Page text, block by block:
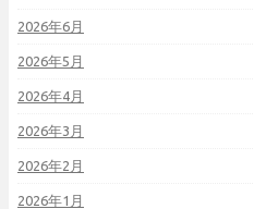
2026年6月
2026年5月
2026年4月
2026年3月
2026年2月
2026年1月